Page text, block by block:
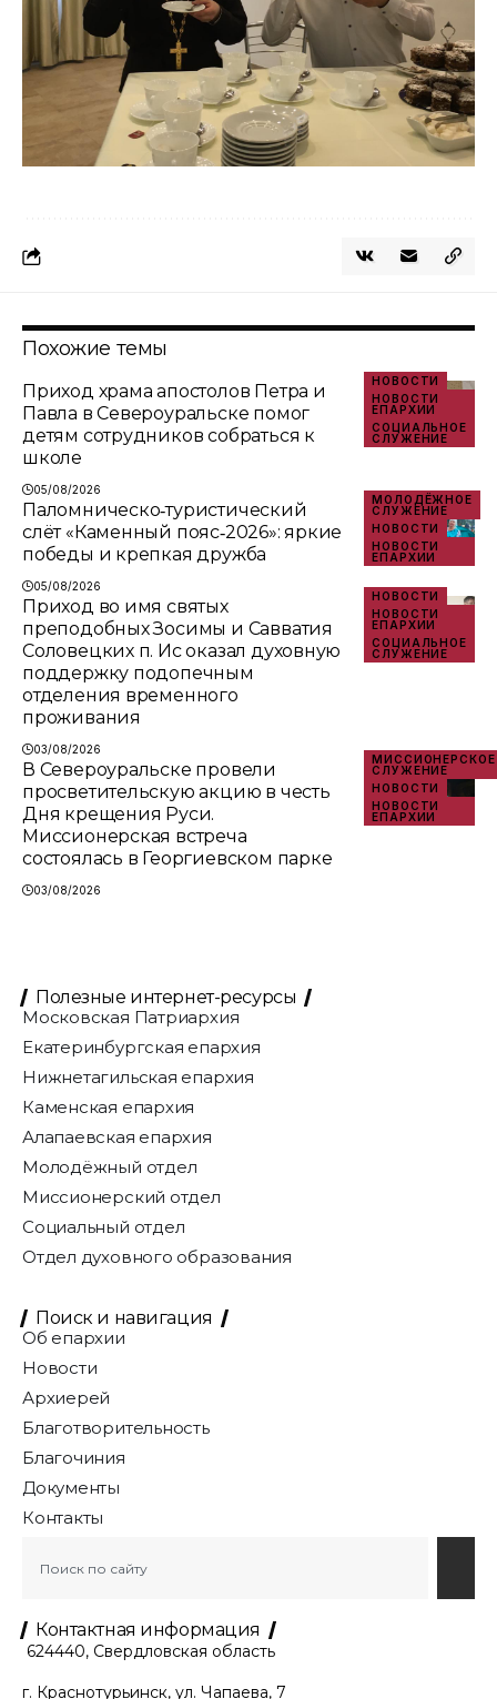
Похожие темы
НОВОСТИ
НОВОСТИ
ЕПАРХИИ
СОЦИАЛЬНОЕ
СЛУЖЕНИЕ
Приход храма апостолов Петра и
Павла в Североуральске помог
детям сотрудников собраться к
школе
05/08/2026
МОЛОДЁЖНОЕ
СЛУЖЕНИЕ
НОВОСТИ
НОВОСТИ
ЕПАРХИИ
Паломническо‑туристический
слёт «Каменный пояс‑2026»: яркие
победы и крепкая дружба
05/08/2026
НОВОСТИ
НОВОСТИ
ЕПАРХИИ
СОЦИАЛЬНОЕ
СЛУЖЕНИЕ
Приход во имя святых
преподобных Зосимы и Савватия
Соловецких п. Ис оказал духовную
поддержку подопечным
отделения временного
проживания
03/08/2026
МИССИОНЕРСКОЕ
СЛУЖЕНИЕ
НОВОСТИ
НОВОСТИ
ЕПАРХИИ
В Североуральске провели
просветительскую акцию в честь
Дня крещения Руси.
Миссионерская встреча
состоялась в Георгиевском парке
03/08/2026
Полезные интернет-ресурсы
Московская Патриархия
Екатеринбургская епархия
Нижнетагильская епархия
Каменская епархия
Алапаевская епархия
Молодёжный отдел
Миссионерский отдел
Социальный отдел
Отдел духовного образования
Поиск и навигация
Об епархии
Новости
Архиерей
Благотворительность
Благочиния
Документы
Контакты
Контактная информация
624440, Свердловская область
г. Краснотурьинск, ул. Чапаева, 7